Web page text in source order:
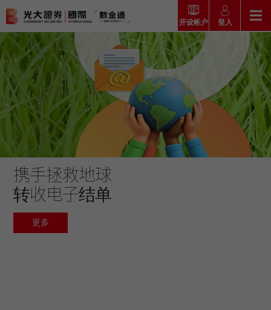
数金通 期权及股票买卖〡光
大证券国际 Everbright
Securities International
光大证券国际期权及股票买卖(Everbright Securities
International)
2000年，旗下数金通成立，是首批提供一站式网上股票买卖服
务的证券行之一。成立近50年，除股票买卖外，现时光大证券
国际还提供期权、证券孖展买卖、认购新股、沪港通、深港通、
市场快讯
返回
市场快讯
市场概要
市场资讯
财经日志
市场导航
返回
市场导航
研究报告总览
外汇攻略
媒体访问
产品
返回
产品
简介
港股
证券孖展买卖服务
互惠基金
帮助
返回
帮助
收费及其他费用
常见问题
交易
开设帐户 登入
携手拯救地球
转收电子结单
更多
新客户开户即享
•$0佣金 $0平台费 $0存管费 无限次港股交易
•港股10档串流报价